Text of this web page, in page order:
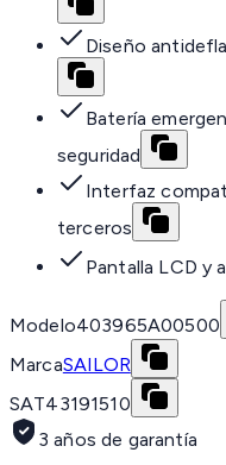
Diseño
Batería
seguridad
Interfaz
terceros
Pantalla LCD y
Modelo403965A00500
MarcaSAILOR
SAT43191510
3 años de garantía